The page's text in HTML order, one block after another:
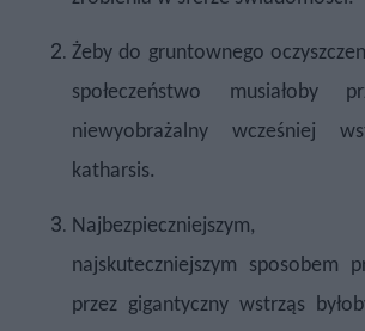
Żeby do gruntownego
społeczeństwo musiałoby
niewyobrażalny wcześniej
katharsis.
Najbezpieczniejszym,
najskuteczniejszym sposobem
przez gigantyczny wstrząs